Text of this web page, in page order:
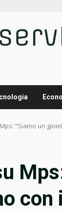
“Siamo un
con